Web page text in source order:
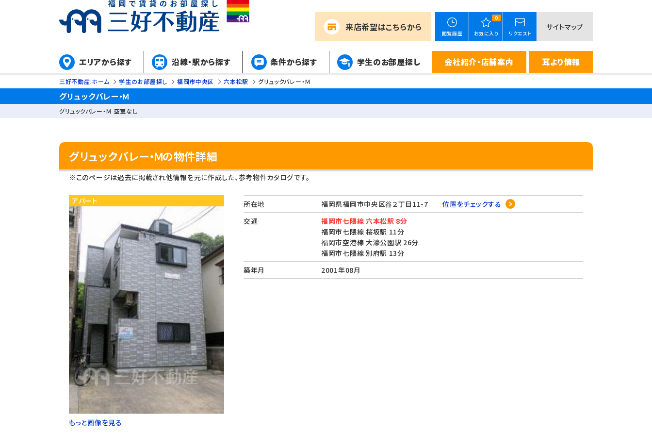
来店希望はこちらから
閲覧履歴
0
お気に入り リクエスト
サイトマップ
エリアから探す 沿線・駅から探す 条件から探す 学生のお部屋探し 会社紹介・店舗案内 耳より情報
三好不動産:ホーム 学生のお部屋探し 福岡市中央区 六本松駅 グリュックバレー・Ｍ
グリュックバレー・Ｍ
グリュックバレー・Ｍ 空室なし
グリュックバレー・Ｍの物件詳細
※このページは過去に掲載され他情報を元に作成した、参考物件カタログです。
アパート
もっと画像を見る
所在地 福岡県福岡市中央区谷２丁目11-7位置をチェックする
交通
福岡市七隈線 六本松駅 8分
福岡市七隈線 桜坂駅 11分
福岡市空港線 大濠公園駅 26分
福岡市七隈線 別府駅 13分
築年月
2001年08月